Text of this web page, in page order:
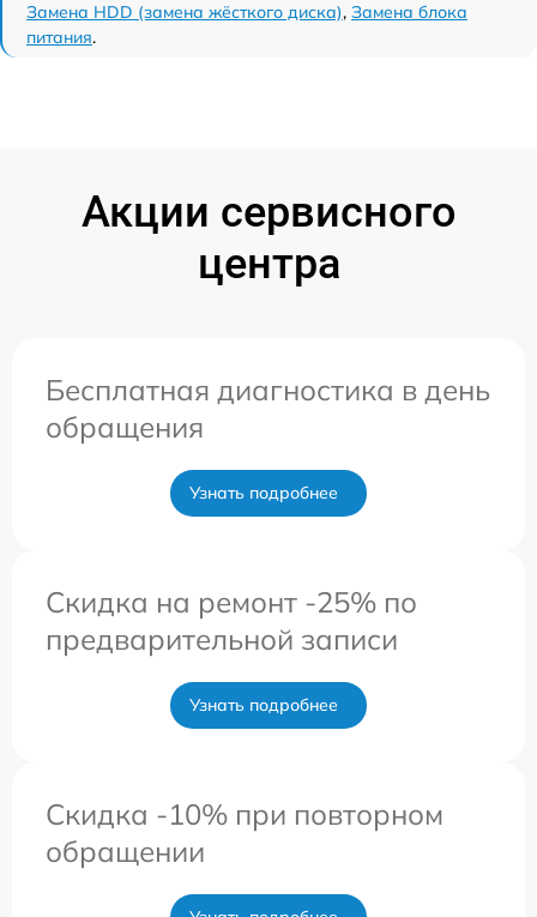
Замена HDD (замена жёсткого диска), Замена блока
питания.
Акции сервисного
центра
Бесплатная диагностика в день
обращения
Узнать подробнее
Скидка на ремонт -25% по
предварительной записи
Узнать подробнее
Скидка -10% при повторном
обращении